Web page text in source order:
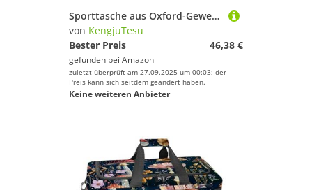
Sporttasche aus Oxford-Gewebe, mit abnehmbarem Schultergurt, Trainings-Handtasche, Übernachtungstasche für Damen und Herren, buntes Streifenmuster, Mehrfarbig 7, Einheitsgröße, Handgepäck
von KengjuTesu
Bester Preis
46,38 €
gefunden bei Amazon
zuletzt überprüft am 27.09.2025 um 00:03; der
Preis kann sich seitdem geändert haben.
Keine weiteren Anbieter